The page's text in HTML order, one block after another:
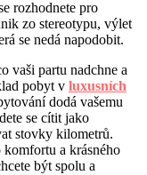
rozhodnete pro
zo stereotypu, výlet
se nedá napodobit.
vaši partu nadchne a
pobyt v luxusních
dodá vašemu
se cítit jako
stovky kilometrů.
a krásného
být spolu a